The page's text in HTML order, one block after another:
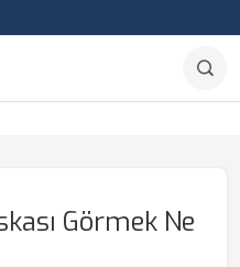
Görmek Ne